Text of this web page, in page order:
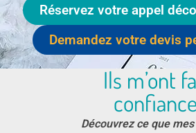
Réservez votre appel
Demandez votre devis
Ils m’ont
confiance
Découvrez ce que